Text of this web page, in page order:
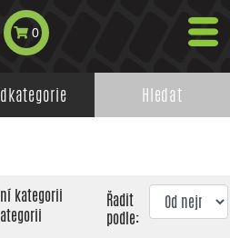
0
Hledat
kategorii
Řadit
podle: